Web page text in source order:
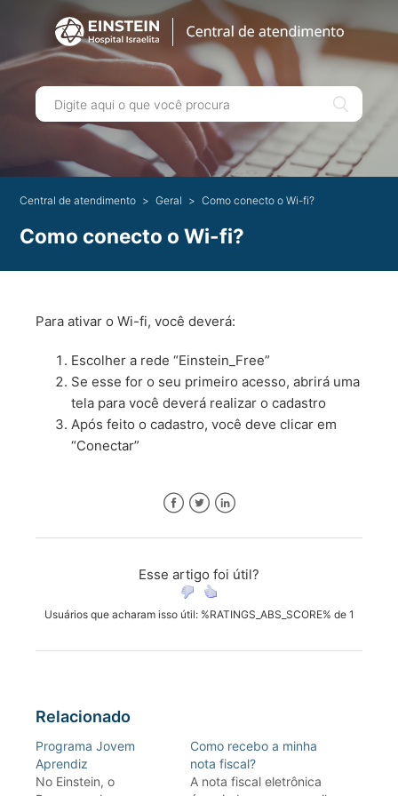
Central de atendimento Geral Como conecto o Wi-fi?
Como conecto o Wi-fi?
Para ativar o Wi-fi, você deverá:
Escolher a rede “Einstein_Free”
Se esse for o seu primeiro acesso, abrirá uma
tela para você deverá realizar o cadastro
Após feito o cadastro, você deve clicar em
“Conectar”
Esse artigo foi útil?
Usuários que acharam isso útil: %RATINGS_ABS_SCORE% de 1
Relacionado
Programa Jovem
Aprendiz
No Einstein, o
Como recebo a minha
nota fiscal?
A nota fiscal eletrônica